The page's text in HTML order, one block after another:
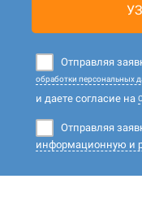
Отправляя
обработки персональных
и даете согласие на
Отправляя
информационную и